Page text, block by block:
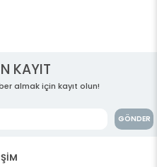
KAYIT
almak için kayıt olun!
GÖNDER